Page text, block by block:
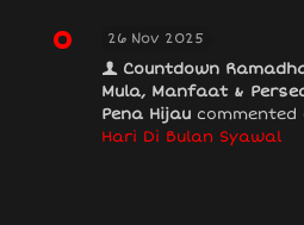
26 Nov 2025
Countdown
Mula, Manfaat &
Pena Hijau commented
Hari Di Bulan Syawal